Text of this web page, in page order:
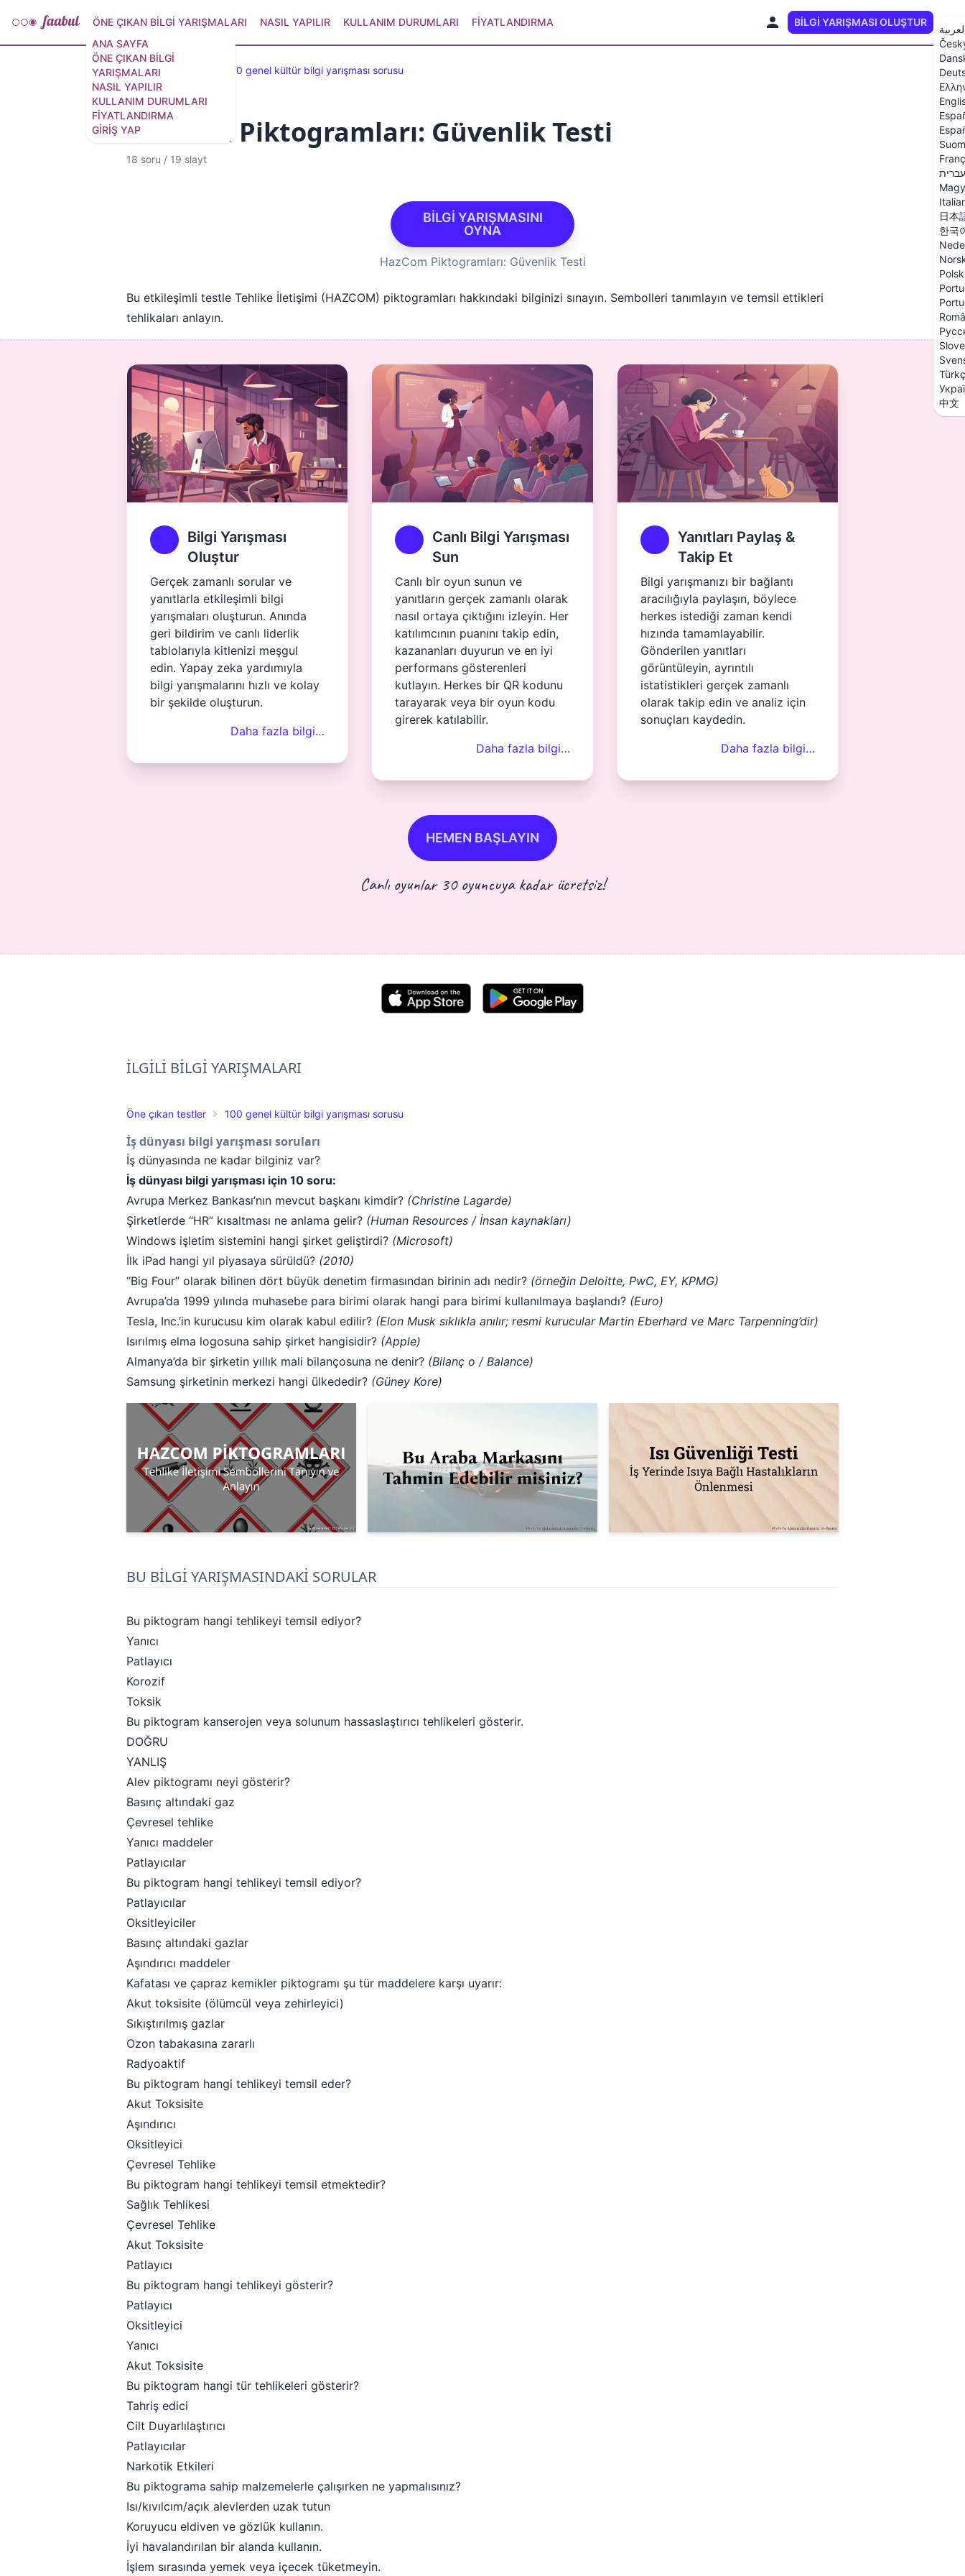
ANA SAYFA
ÖNE ÇIKAN BILGI
YARIŞMALARI
NASIL YAPILIR
KULLANIM DURUMLARI
FIYATLANDIRMA
GIRIŞ YAP
ÖNE ÇIKAN BILGI YARIŞMALARI NASIL YAPILIR KULLANIM DURUMLARI FIYATLANDIRMA BILGI YARIŞMASI OLUŞTUR
עברית
日本
한국
中文
Öne çıkan testler 100 genel kültür bilgi yarışması sorusu
HazCom Piktogramları: Güvenlik Testi
18 soru / 19 slayt
BİLGİ YARIŞMASINI
OYNA
HazCom Piktogramları: Güvenlik Testi
Bu etkileşimli testle Tehlike İletişimi (HAZCOM) piktogramları hakkındaki bilginizi sınayın. Sembolleri tanımlayın ve temsil ettikleri
tehlikaları anlayın.
Bilgi Yarışması
Oluştur
Gerçek zamanlı sorular ve
yanıtlarla etkileşimli bilgi
yarışmaları oluşturun. Anında
geri bildirim ve canlı liderlik
tablolarıyla kitlenizi meşgul
edin. Yapay zeka yardımıyla
bilgi yarışmalarını hızlı ve kolay
bir şekilde oluşturun.
Daha fazla bilgi…
Canlı Bilgi Yarışması
Sun
Canlı bir oyun sunun ve
yanıtların gerçek zamanlı olarak
nasıl ortaya çıktığını izleyin. Her
katılımcının puanını takip edin,
kazananları duyurun ve en iyi
performans gösterenleri
kutlayın. Herkes bir QR kodunu
tarayarak veya bir oyun kodu
girerek katılabilir.
Daha fazla bilgi…
Yanıtları Paylaş &
Takip Et
Bilgi yarışmanızı bir bağlantı
aracılığıyla paylaşın, böylece
herkes istediği zaman kendi
hızında tamamlayabilir.
Gönderilen yanıtları
görüntüleyin, ayrıntılı
istatistikleri gerçek zamanlı
olarak takip edin ve analiz için
sonuçları kaydedin.
Daha fazla bilgi…
HEMEN BAŞLAYIN
Canlı oyunlar 30 oyuncuya kadar ücretsiz!
İLGİLİ BİLGİ YARIŞMALARI
Öne çıkan testler 100 genel kültür bilgi yarışması sorusu
İş dünyası bilgi yarışması soruları
İş dünyasında ne kadar bilginiz var?
İş dünyası bilgi yarışması için 10 soru:
Avrupa Merkez Bankası’nın mevcut başkanı kimdir? (Christine Lagarde)
Şirketlerde “HR” kısaltması ne anlama gelir? (Human Resources / İnsan kaynakları)
Windows işletim sistemini hangi şirket geliştirdi? (Microsoft)
İlk iPad hangi yıl piyasaya sürüldü? (2010)
“Big Four” olarak bilinen dört büyük denetim firmasından birinin adı nedir? (örneğin Deloitte, PwC, EY, KPMG)
Avrupa’da 1999 yılında muhasebe para birimi olarak hangi para birimi kullanılmaya başlandı? (Euro)
Tesla, Inc.’in kurucusu kim olarak kabul edilir? (Elon Musk sıklıkla anılır; resmi kurucular Martin Eberhard ve Marc Tarpenning’dir)
Isırılmış elma logosuna sahip şirket hangisidir? (Apple)
Almanya’da bir şirketin yıllık mali bilançosuna ne denir? (Bilanç o / Balance)
Samsung şirketinin merkezi hangi ülkededir? (Güney Kore)
BU BİLGİ YARIŞMASINDAKİ SORULAR
Bu piktogram hangi tehlikeyi temsil ediyor?
Yanıcı
Patlayıcı
Korozif
Toksik
Bu piktogram kanserojen veya solunum hassaslaştırıcı tehlikeleri gösterir.
DOĞRU
YANLIŞ
Alev piktogramı neyi gösterir?
Basınç altındaki gaz
Çevresel tehlike
Yanıcı maddeler
Patlayıcılar
Bu piktogram hangi tehlikeyi temsil ediyor?
Patlayıcılar
Oksitleyiciler
Basınç altındaki gazlar
Aşındırıcı maddeler
Kafatası ve çapraz kemikler piktogramı şu tür maddelere karşı uyarır:
Akut toksisite (ölümcül veya zehirleyici)
Sıkıştırılmış gazlar
Ozon tabakasına zararlı
Radyoaktif
Bu piktogram hangi tehlikeyi temsil eder?
Akut Toksisite
Aşındırıcı
Oksitleyici
Çevresel Tehlike
Bu piktogram hangi tehlikeyi temsil etmektedir?
Sağlık Tehlikesi
Çevresel Tehlike
Akut Toksisite
Patlayıcı
Bu piktogram hangi tehlikeyi gösterir?
Patlayıcı
Oksitleyici
Yanıcı
Akut Toksisite
Bu piktogram hangi tür tehlikeleri gösterir?
Tahriş edici
Cilt Duyarlılaştırıcı
Patlayıcılar
Narkotik Etkileri
Bu piktograma sahip malzemelerle çalışırken ne yapmalısınız?
Isı/kıvılcım/açık alevlerden uzak tutun
Koruyucu eldiven ve gözlük kullanın.
İyi havalandırılan bir alanda kullanın.
İşlem sırasında yemek veya içecek tüketmeyin.